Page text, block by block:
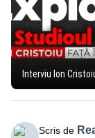
Interviu Ion
Scris de